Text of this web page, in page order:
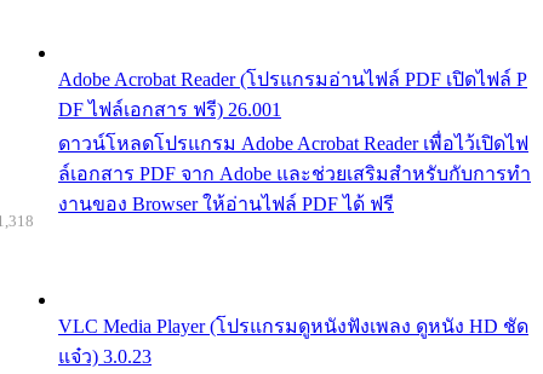
Adobe Acrobat Reader (โปรแกรมอ่านไฟล์ PDF เปิดไฟล์ P
DF ไฟล์เอกสาร ฟรี) 26.001
ดาวน์โหลดโปรแกรม Adobe Acrobat Reader เพื่อไว้เปิดไฟ
ล์เอกสาร PDF จาก Adobe และช่วยเสริมสำหรับกับการทำ
งานของ Browser ให้อ่านไฟล์ PDF ได้ ฟรี
VLC Media Player (โปรแกรมดูหนังฟังเพลง ดูหนัง HD ชัด
แจ๋ว) 3.0.23